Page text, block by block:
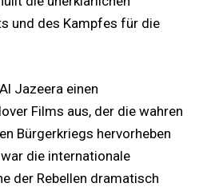
und des Kampfes für die
Jazeera einen
Films aus, der die wahren
Bürgerkriegs hervorheben
die internationale
der Rebellen dramatisch